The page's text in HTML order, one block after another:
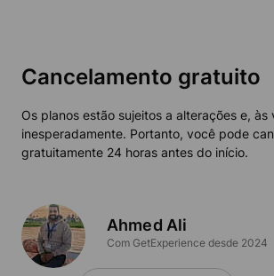
Cancelamento gratuito
Os planos estão sujeitos a alterações e, às
inesperadamente. Portanto, você pode
gratuitamente 24 horas antes do início.
Ahmed Ali
Com GetExperience desde 2024